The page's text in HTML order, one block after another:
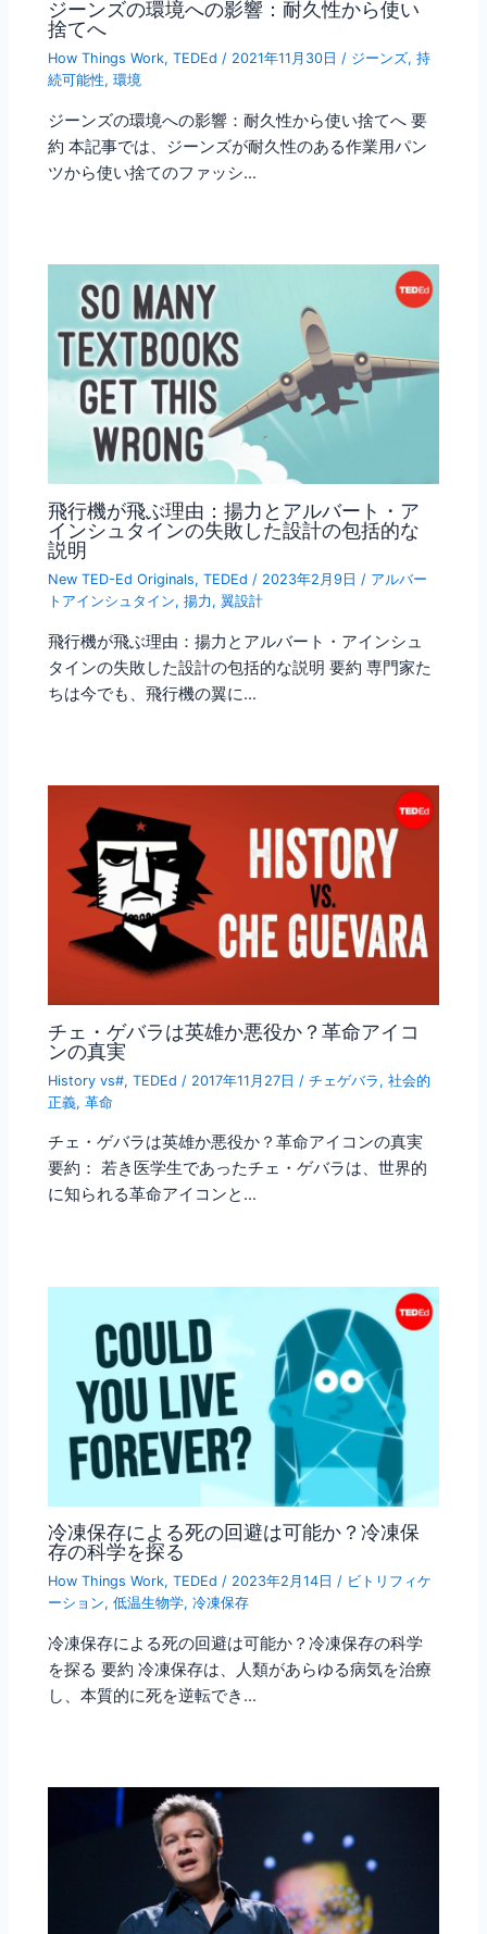
ジーンズの環境への影響：耐久性から使い
捨てへ
How Things Work,TEDEd / 2021年11月30日/ ジーンズ,持
続可能性,環境
ジーンズの環境への影響：耐久性から使い捨てへ 要
約 本記事では、ジーンズが耐久性のある作業用パン
ツから使い捨てのファッシ…
飛行機が飛ぶ理由：揚力とアルバート・ア
インシュタインの失敗した設計の包括的な
説明
New TED-Ed Originals,TEDEd / 2023年2月9日 / アルバー
トアインシュタイン,揚力 , 翼設計
飛行機が飛ぶ理由：揚力とアルバート・アインシュ
タインの失敗した設計の包括的な説明 要約 専門家た
ちは今でも、飛行機の翼に…
チェ・ゲバラは英雄か悪役か？革命アイコ
ンの真実
History vs#,TEDEd / 2017年11月27日 /チェゲバラ ,社会的
正義,革命
チェ・ゲバラは英雄か悪役か？革命アイコンの真実
要約： 若き医学生であったチェ・ゲバラは、世界的
に知られる革命アイコンと…
冷凍保存による死の回避は可能か？冷凍保
存の科学を探る
How Things Work,TEDEd / 2023年2月14日/ ビトリフィケ
ーション,低温生物学,冷凍保存
冷凍保存による死の回避は可能か？冷凍保存の科学
を探る 要約 冷凍保存は、人類があらゆる病気を治療
し、本質的に死を逆転でき…